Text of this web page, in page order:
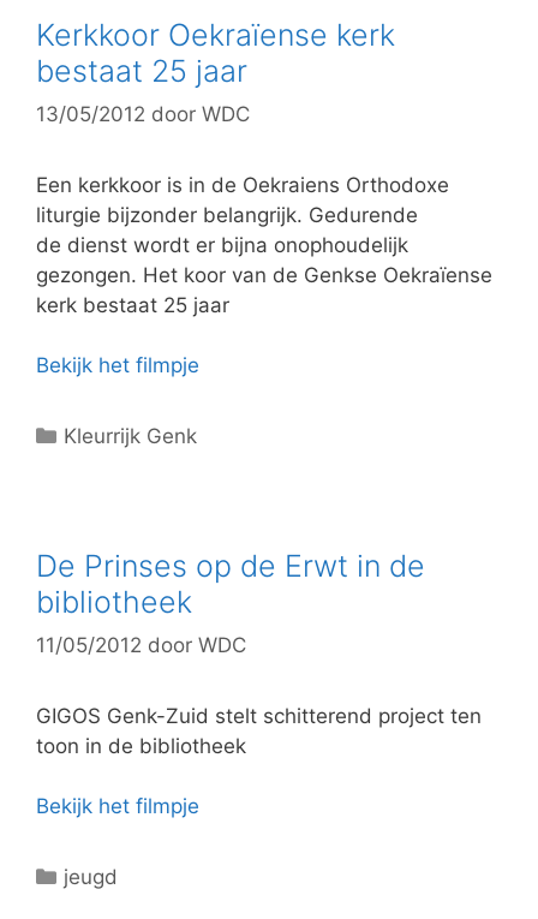
g
r
i
ë
n
Kerkkoor Oekraïense kerk
bestaat 25 jaar
13/05/2012 door WDC
Een kerkkoor is in de Oekraiens Orthodoxe
liturgie bijzonder belangrijk. Gedurende
de dienst wordt er bijna onophoudelijk
gezongen. Het koor van de Genkse Oekraïense
kerk bestaat 25 jaar
Bekijk het filmpje
C
g
o
r
i
ë
n
Kleurrijk Genk
De Prinses op de Erwt in de
bibliotheek
11/05/2012 door WDC
GIGOS Genk-Zuid stelt schitterend project ten
toon in de bibliotheek
Bekijk het filmpje
C
jeugd